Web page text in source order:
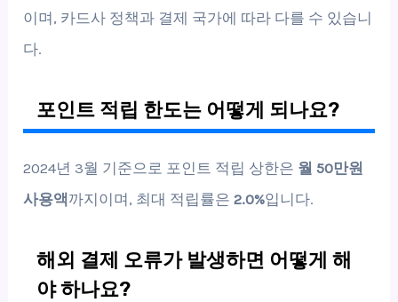
이며, 카드사 정책과 결제 국가에 따라 다를 수 있습니
다.
포인트 적립 한도는 어떻게 되나요?
2024년 3월 기준으로 포인트 적립 상한은 월 50만원
사용액까지이며, 최대 적립률은2.0%입니다.
해외 결제 오류가 발생하면 어떻게 해
야 하나요?